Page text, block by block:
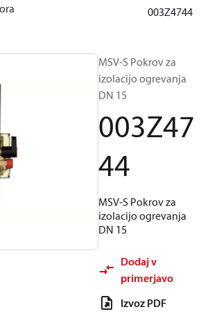
uravnoteženje dodatki
003Z4744
MSV-S Pokrov za
izolacijo ogrevanja
DN 15
003Z47
44
MSV-S Pokrov za
izolacijo ogrevanja
DN 15
Dodaj v
primerjavo
Izvoz PDF